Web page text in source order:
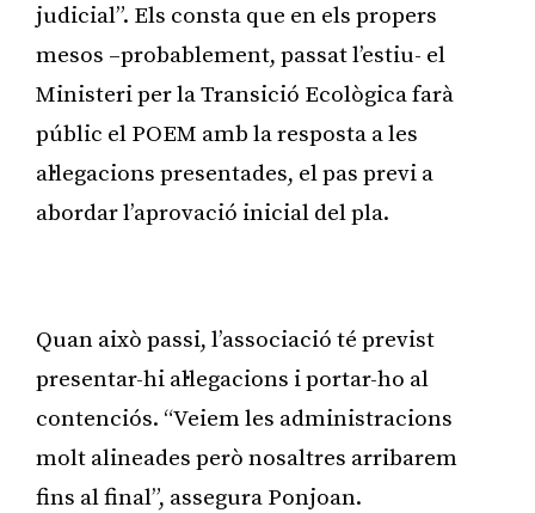
judicial”. Els consta que en els propers
mesos –probablement, passat l’estiu- el
Ministeri per la Transició Ecològica farà
públic el POEM amb la resposta a les
al·legacions presentades, el pas previ a
abordar l’aprovació inicial del pla.
Quan això passi, l’associació té previst
presentar-hi al·legacions i portar-ho al
contenciós. “Veiem les administracions
molt alineades però nosaltres arribarem
fins al final”, assegura Ponjoan.